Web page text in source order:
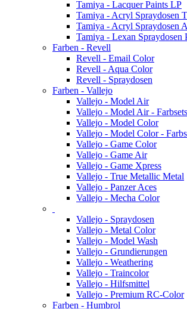
Tamiya - Lacquer Paints LP
Tamiya - Acryl Spraydosen
Tamiya - Acryl Spraydosen
Tamiya - Lexan Spraydosen
Farben - Revell
Revell - Email Color
Revell - Aqua Color
Revell - Spraydosen
Farben - Vallejo
Vallejo - Model Air
Vallejo - Model Air - Farbsets
Vallejo - Model Color
Vallejo - Model Color -
Vallejo - Game Color
Vallejo - Game Air
Vallejo - Game Xpress
Vallejo - True Metallic Metal
Vallejo - Panzer Aces
Vallejo - Mecha Color
Vallejo - Spraydosen
Vallejo - Metal Color
Vallejo - Model Wash
Vallejo - Grundierungen
Vallejo - Weathering
Vallejo - Traincolor
Vallejo - Hilfsmittel
Vallejo - Premium RC-Color
Farben - Humbrol